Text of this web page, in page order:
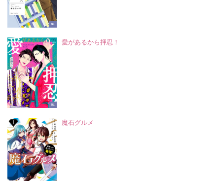
BL
BL
愛があるから押忍！
魔石グルメ